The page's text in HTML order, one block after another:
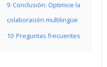
9 Conclusión: Optimice la
colaboración multilingüe
10 Preguntas frecuentes